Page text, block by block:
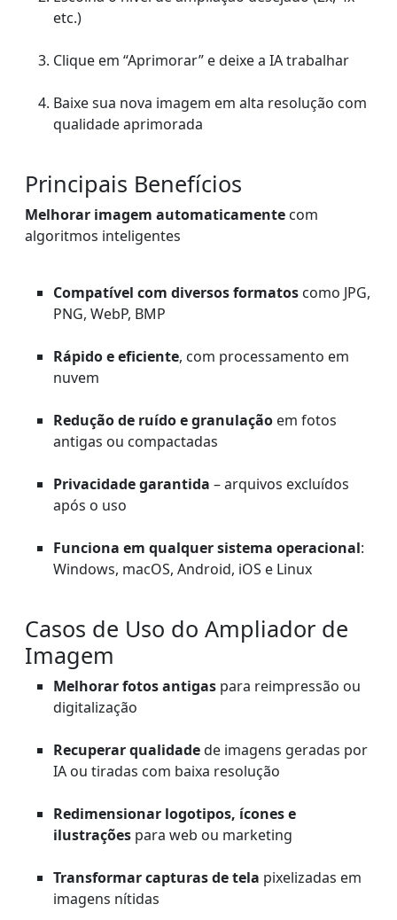
etc.)
Clique em “Aprimorar” e deixe a IA trabalhar
Baixe sua nova imagem em alta resolução com
qualidade aprimorada
Principais Benefícios
Melhorar imagem automaticamente com
algoritmos inteligentes
Compatível com diversos formatos como JPG,
PNG, WebP, BMP
Rápido e eficiente, com processamento em
nuvem
Redução de ruído e granulação em fotos
antigas ou compactadas
Privacidade garantida – arquivos excluídos
após o uso
Funciona em qualquer sistema operacional:
Windows, macOS, Android, iOS e Linux
Casos de Uso do Ampliador de
Imagem
Melhorar fotos antigas para reimpressão ou
digitalização
Recuperar qualidadede imagens geradas por
IA ou tiradas com baixa resolução
Redimensionar logotipos, ícones e
ilustrações para web ou marketing
Transformar capturas de tela pixelizadas em
imagens nítidas